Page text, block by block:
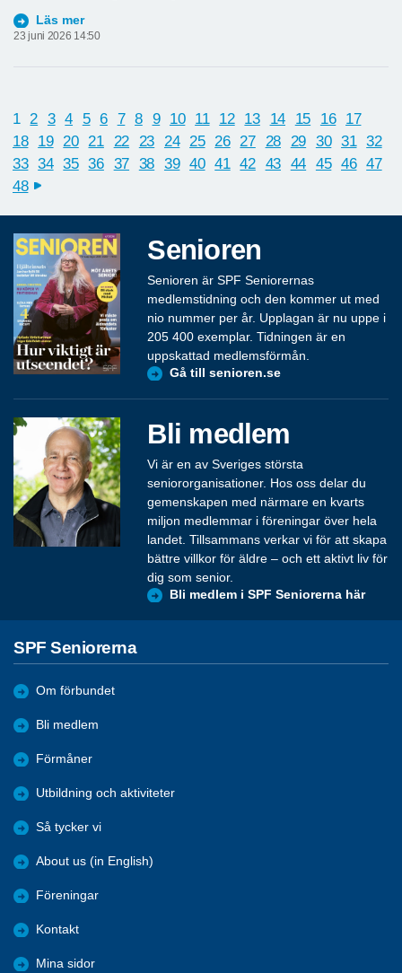
Läs mer
23 juni 2026 14:50
1 2 3 4 5 6 7 8 9 10 11 12 13 14 15 16
17
18
19 20 21 22 23 24 25 26 27 28 29 30 31 32
33 34 35 36 37 38 39 40 41 42 43 44 45 46 47
48 next
Senioren
Senioren är SPF Seniorernas
medlemstidning och den kommer ut med
nio nummer per år. Upplagan är nu uppe i
205 400 exemplar. Tidningen är en
uppskattad medlemsförmån.
Gå till senioren.se
Bli medlem
Vi är en av Sveriges största
seniororganisationer. Hos oss delar du
gemenskapen med närmare en kvarts
miljon medlemmar i föreningar över hela
landet. Tillsammans verkar vi för att skapa
bättre villkor för äldre – och ett aktivt liv för
dig som senior.
Bli medlem i SPF Seniorerna här
SPF Seniorerna
Om förbundet
Bli medlem
Förmåner
Utbildning och aktiviteter
Så tycker vi
About us (in English)
Föreningar
Kontakt
Mina sidor